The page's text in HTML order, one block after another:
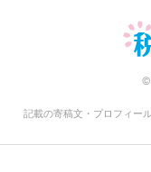
©
記載の寄稿文・プロフィー